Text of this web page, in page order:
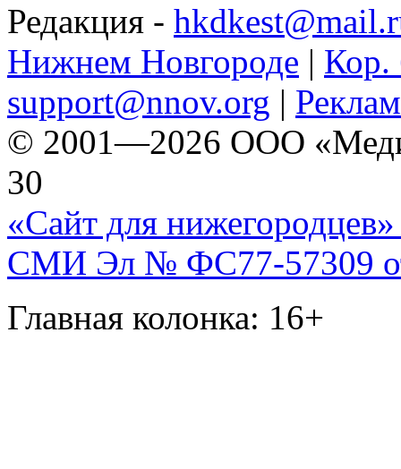
Редакция -
Нижнем Новгороде | Кор.
support@nnov.org |
© 2001—2026 ООО
30
«Сайт для нижегородцев»
СМИ Эл № ФС77-57309
Главная колонка: 16+